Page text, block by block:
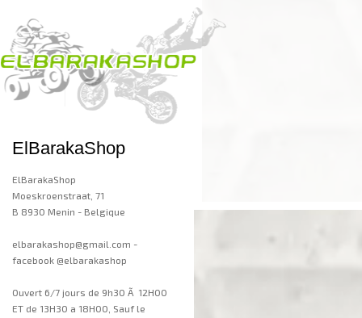
ElBarakaShop
ElBarakaShop
Moeskroenstraat, 71
B 8930 Menin - Belgique
elbarakashop@gmail.com -
facebook @elbarakashop
Ouvert 6/7 jours de 9h30 Ã 12H00
ET de 13H30 a 18H00, Sauf le